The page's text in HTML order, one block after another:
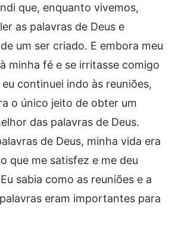
que, enquanto vivemos,
as palavras de Deus e
um ser criado. E embora meu
minha fé e se irritasse comigo
continuei indo às reuniões,
o único jeito de obter um
das palavras de Deus.
de Deus, minha vida era
que me satisfez e me deu
sabia como as reuniões e a
eram importantes para